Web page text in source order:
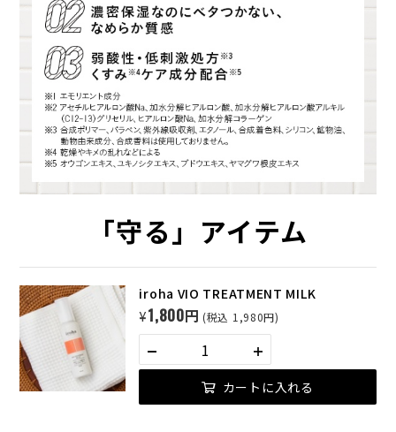
「守る」アイテム
iroha VIO TREATMENT MILK
¥1,800円 (税込 1,980円)
カートに入れる